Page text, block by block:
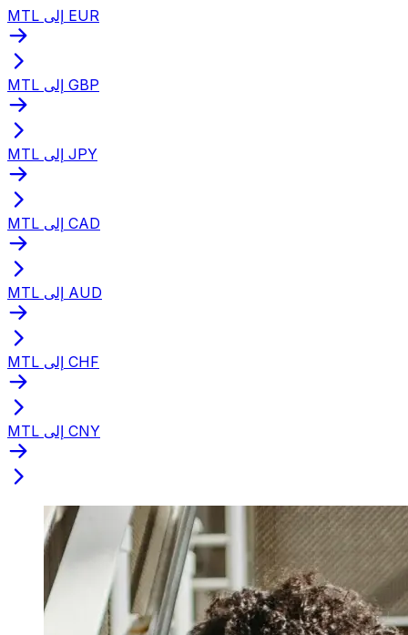
MTL إلى EUR
MTL إلى GBP
MTL إلى JPY
MTL إلى CAD
MTL إلى AUD
MTL إلى CHF
MTL إلى CNY